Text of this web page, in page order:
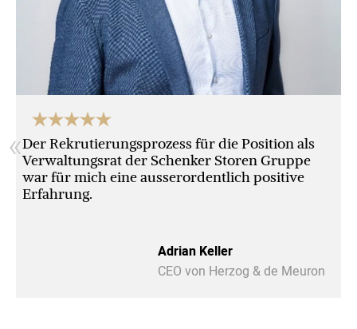
«Der Rekrutierungsprozess für die Position als
Verwaltungsrat der Schenker Storen Gruppe
war für mich eine ausserordentlich positive
Erfahrung.
Adrian Keller
CEO von Herzog & de Meuron